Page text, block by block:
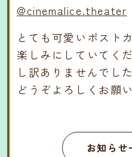
@cinemalice.theater
とても可愛いポスト
楽しみにしていてく
し訳ありませんでした
どうぞよろしくお願
お知らせ